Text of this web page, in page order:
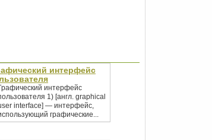
интерфейс
интерфейс
1) [англ. graphical
interface] — интерфейс,
графические...